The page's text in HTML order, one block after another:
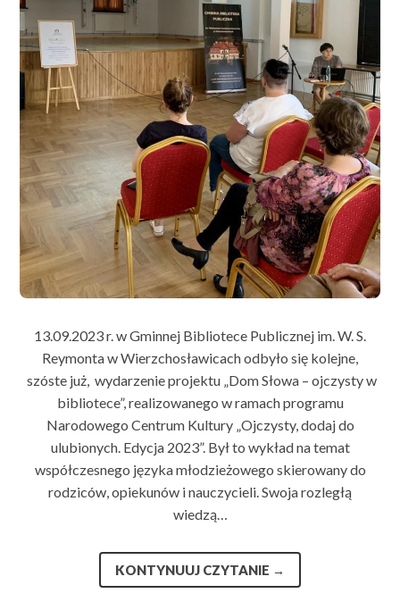
13.09.2023 r. w Gminnej Bibliotece Publicznej im. W. S.
Reymonta w Wierzchosławicach odbyło się kolejne,
szóste już, wydarzenie projektu „Dom Słowa – ojczysty w
bibliotece”, realizowanego w ramach programu
Narodowego Centrum Kultury „Ojczysty, dodaj do
ulubionych. Edycja 2023”. Był to wykład na temat
współczesnego języka młodzieżowego skierowany do
rodziców, opiekunów i nauczycieli. Swoja rozległą
wiedzą…
KONTYNUUJ CZYTANIE →